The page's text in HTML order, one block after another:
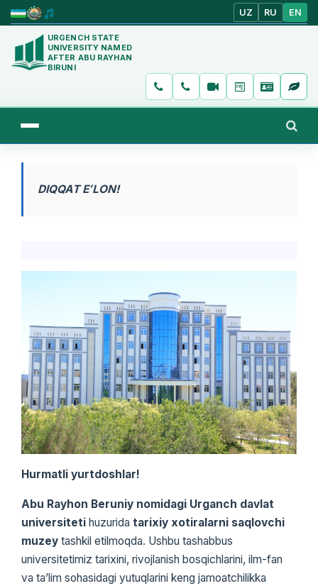
UZ RU EN
URGENCH STATE
UNIVERSITY NAMED
AFTER ABU RAYHAN
BIRUNI
DIQQAT EʻLON!
Hurmatli yurtdoshlar!
Abu Rayhon Beruniy nomidagi Urganch davlat
universiteti huzurida tarixiy xotiralarni saqlovchi
muzey tashkil etilmoqda. Ushbu tashabbus
universitetimiz tarixini, rivojlanish bosqichlarini, ilm-fan
va ta’lim sohasidagi yutuqlarini keng jamoatchilikka